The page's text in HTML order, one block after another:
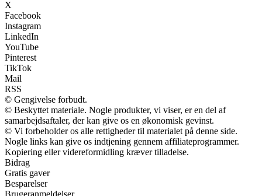
X
Facebook
Instagram
LinkedIn
YouTube
Pinterest
TikTok
Mail
RSS
© Gengivelse forbudt.
© Beskyttet materiale. Nogle produkter, vi viser, er en del af
samarbejdsaftaler, der kan give os en økonomisk gevinst.
© Vi forbeholder os alle rettigheder til materialet på denne side.
Nogle links kan give os indtjening gennem affiliateprogrammer.
Kopiering eller videreformidling kræver tilladelse.
Bidrag
Gratis gaver
Besparelser